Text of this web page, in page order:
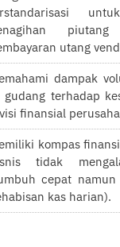
utang
dampak
terhadap
finansial
kompas
tidak
cepat
kas harian).
Life